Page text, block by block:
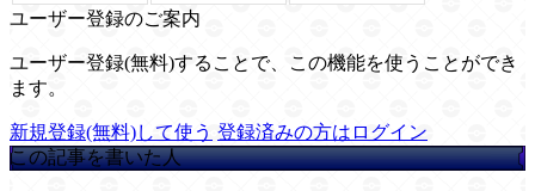
ユーザー登録のご案内
ユーザー登録(無料)することで、この機能を使うことができ
ます。
新規登録(無料)して使う 登録済みの方はログイン
この記事を書いた人